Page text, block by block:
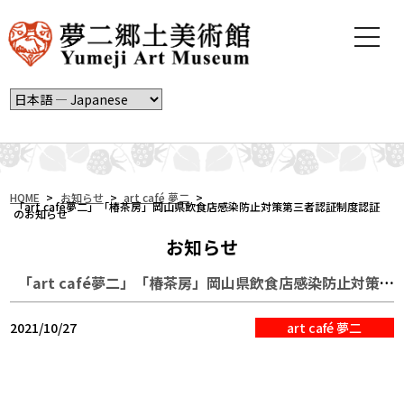
t
n
i
g
o
n
HOME > お知らせ > art café 夢二 >
「art café夢二」「椿茶房」岡山県飲食店感染防止対策第三者認証制度認証
のお知らせ
お知らせ
「art café夢二」「椿茶房」岡山県飲食店感染防止対策第三者認証制度認証のお知らせ
2021/10/27 art café 夢二